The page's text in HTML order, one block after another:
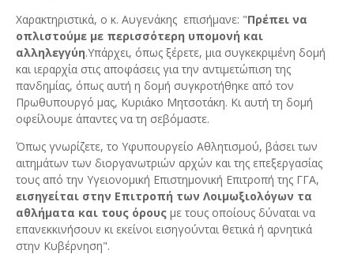
Χαρακτηριστικά, ο κ. Αυγενάκης επισήμανε: "Πρέπει να
οπλιστούμε με περισσότερη υπομονή και
αλληλεγγύη.Υπάρχει, όπως ξέρετε, μια συγκεκριμένη δομή
και ιεραρχία στις αποφάσεις για την αντιμετώπιση της
πανδημίας, όπως αυτή η δομή συγκροτήθηκε από τον
Πρωθυπουργό μας, Κυριάκο Μητσοτάκη. Κι αυτή τη δομή
οφείλουμε άπαντες να τη σεβόμαστε.
Όπως γνωρίζετε, το Υφυπουργείο Αθλητισμού, βάσει των
αιτημάτων των διοργανωτριών αρχών και της επεξεργασίας
τους από την Υγειονομική Επιστημονική Επιτροπή της ΓΓΑ,
εισηγείται στην Επιτροπή των Λοιμωξιολόγων τα
αθλήματα και τους όρους με τους οποίους δύναται να
επανεκκινήσουν κι εκείνοι εισηγούνται θετικά ή αρνητικά
στην Κυβέρνηση".